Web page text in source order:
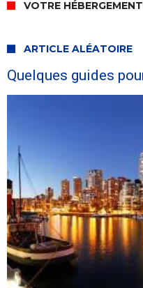
VOTRE
ARTICLE ALÉATOIRE
Quelques guides